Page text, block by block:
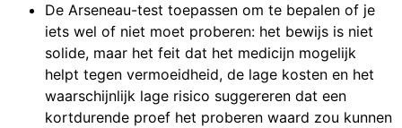
De Arseneau-test toepassen om te bepalen of je
iets wel of niet moet proberen: het bewijs is niet
solide, maar het feit dat het medicijn mogelijk
helpt tegen vermoeidheid, de lage kosten en het
waarschijnlijk lage risico suggereren dat een
kortdurende proef het proberen waard zou kunnen